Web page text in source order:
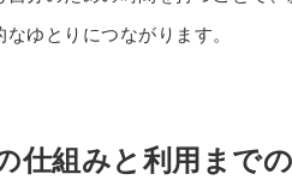
なゆとりにつながります。
仕組みと利用まで